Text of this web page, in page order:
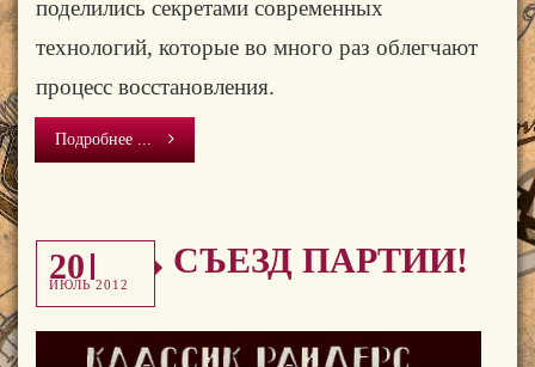
поделились секретами современных
технологий, которые во много раз облегчают
процесс восстановления.
Подробнее ...
20
ИЮЛЬ 2012
СЪЕЗД ПАРТИИ!